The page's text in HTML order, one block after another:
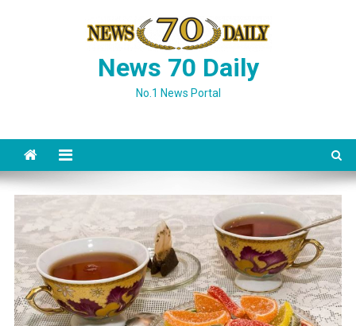
News 70 Daily
No.1 News Portal